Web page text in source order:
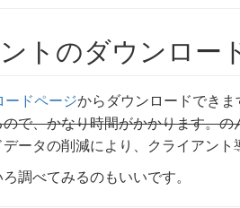
トのダウンロー
ードページからダウンロードできま
で、かなり時間がかかります。の
ータの削減により、クライアント
調べてみるのもいいです。